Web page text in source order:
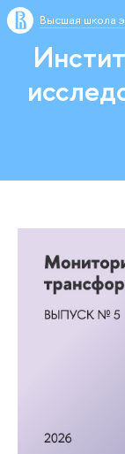
Высшая школа